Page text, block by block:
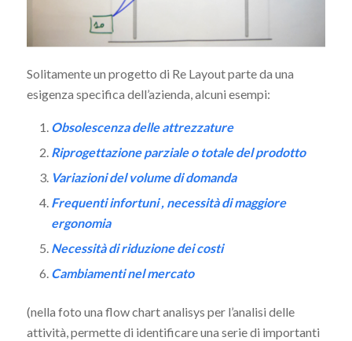
Solitamente un progetto di Re Layout parte da una
esigenza specifica dell’azienda, alcuni esempi:
Obsolescenza delle attrezzature
Riprogettazione parziale o totale del prodotto
Variazioni del volume di domanda
Frequenti infortuni , necessità di maggiore
ergonomia
Necessità di riduzione dei costi
Cambiamenti nel mercato
(nella foto una flow chart analisys per l’analisi delle
attività, permette di identificare una serie di importanti